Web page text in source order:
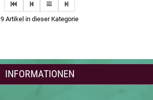
9 Artikel in dieser Kategorie
INFORMATIONEN